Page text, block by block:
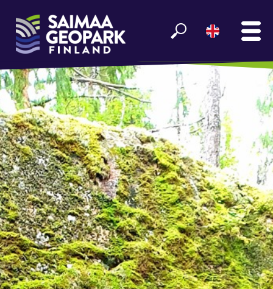
MAIN
SEE AND EXPERIENCE
ENJOY LAKE SAIMAA
GEOPARK INFO
PARTNERS